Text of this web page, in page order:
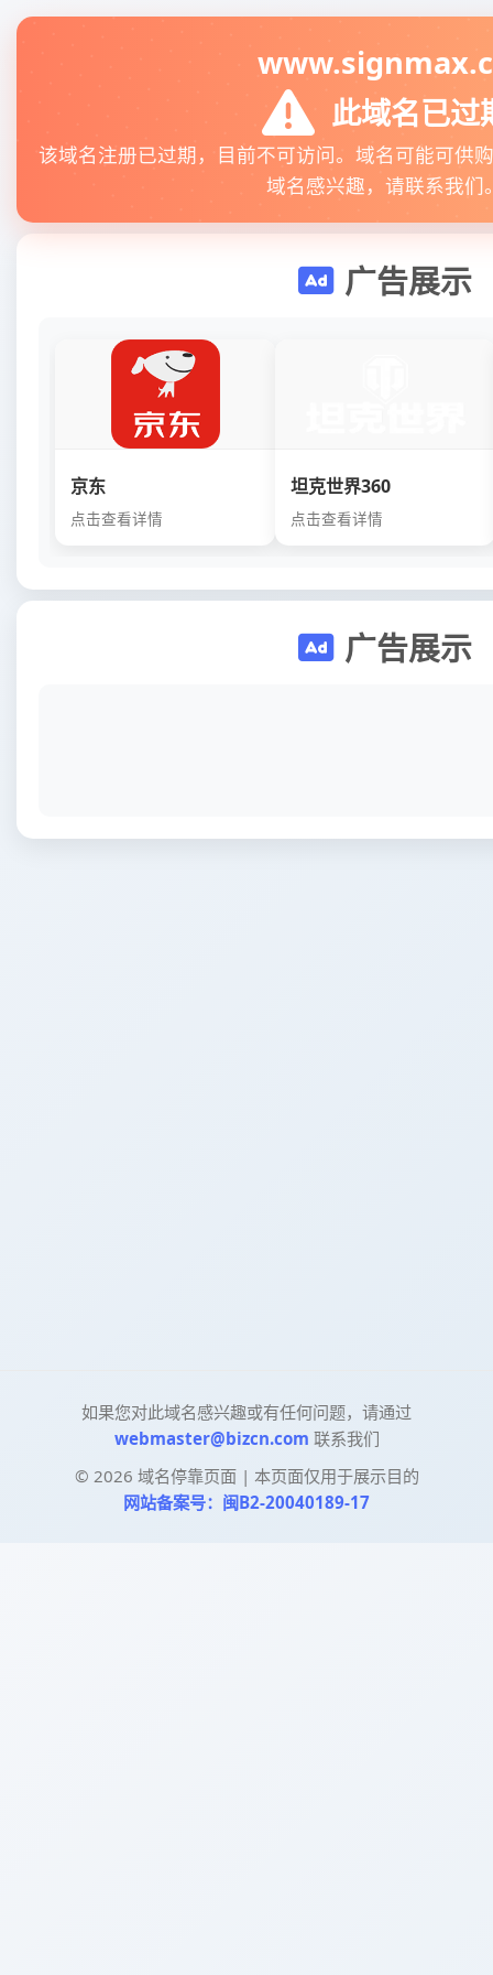
此域名已过
该域名注册已过期，目前不可访问。域名可能可供
域名感兴趣，请联系我们
广告展示
京东
点击查看详情
坦克世界360
点击查看详情
广告展示
如果您对此域名感兴趣或有任何问题，请通过
webmaster@bizcn.com 联系我们
© 2026 域名停靠页面 | 本页面仅用于展示目的
网站备案号：闽B2-20040189-17